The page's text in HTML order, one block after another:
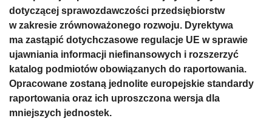
dotyczącej sprawozdawczości przedsiębiorstw
w zakresie zrównoważonego rozwoju. Dyrektywa
ma zastąpić dotychczasowe regulacje UE w sprawie
ujawniania informacji niefinansowych i rozszerzyć
katalog podmiotów obowiązanych do raportowania.
Opracowane zostaną jednolite europejskie standardy
raportowania oraz ich uproszczona wersja dla
mniejszych jednostek.